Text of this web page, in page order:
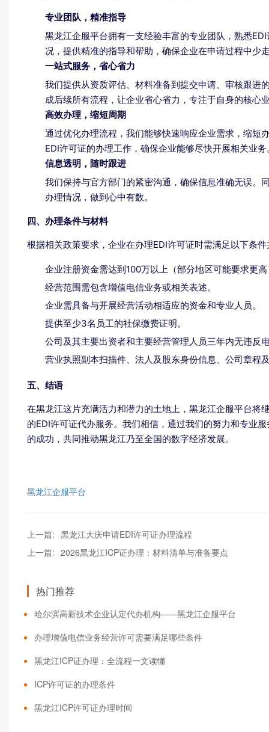
专业团队，精准指导
黑龙江企服平台拥有一支经验丰富的专业团队，熟悉
况，提供精准的指导和帮助，确保企业在申请过程中少
一站式服务，省心省力
我们提供从资质评估、材料准备到提交申请、审核跟进
成后续所有流程，让企业省心省力，专注于自身的核心
高效办理，缩短周期
通过优化办理流程，我们能够快速响应企业需求，缩短
EDI许可证的办理工作，确保企业能够尽快开展相关业务
信息透明，随时跟进
我们保持与官方部门的紧密沟通，确保信息准确无误。
办理情况，做到心中有数。
四、办理条件与材料
根据相关政策要求，企业在办理EDI许可证时需满足以下条
企业注册资金需达到100万以上（部分地区可能要求更
经营范围需包含增值电信业务或相关表述。
企业需具备与开展经营活动相适应的资金和专业人员。
提供至少3名员工的社保缴费证明。
公司及其主要出资者和主要经营管理人员三年内无违反
营业执照副本扫描件、法人及股东身份信息、公司章程
五、结语
在黑龙江这片充满活力和潜力的土地上，黑龙江企服平台将
的EDI许可证代办服务。我们相信，通过我们的努力和专业
的成功，共同推动黑龙江乃至全国的数字经济发展。
黑龙江企服平台
上一篇: 黑龙江大庆申请EDI许可证办理流程
上一篇: 2026黑龙江ICP证办理：材料清单与准备要点
热门推荐
哈尔滨高新技术企业认定代办机构——黑龙江企服平台
办理增值电信业务经营许可需要满足哪些条件
黑龙江ICP证办理：全流程一文读懂
ICP许可证的办理条件
黑龙江ICP许可证办理时间